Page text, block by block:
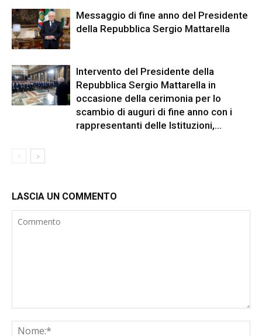
Messaggio di fine anno del Presidente
della Repubblica Sergio Mattarella
Intervento del Presidente della
Repubblica Sergio Mattarella in
occasione della cerimonia per lo
scambio di auguri di fine anno con i
rappresentanti delle Istituzioni,...
LASCIA UN COMMENTO